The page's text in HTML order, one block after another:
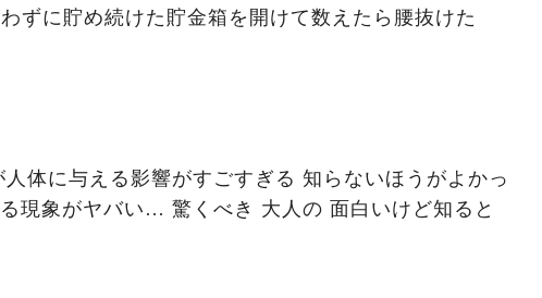
ずに貯め続けた貯金箱を開けて数えたら腰抜けた
体に与える影響がすごすぎる 知らないほうがよかっ
現象がヤバい… 驚くべき 大人の 面白いけど知ると